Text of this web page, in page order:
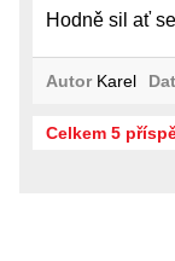
Hodně sil ať
AutorKarel
Celkem 5